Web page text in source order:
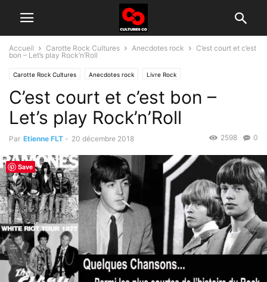
Accueil Carotte Rock Cultures Anecdotes rock
C’est court et c’est
bon – Let’s play Rock’n’Roll
Carotte Rock Cultures Anecdotes rock Livre Rock
C’est court et c’est bon –
Let’s play Rock’n’Roll
Par Etienne FLT - 20 décembre 2018 0
2598
Save